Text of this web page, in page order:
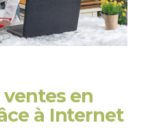
en
à Internet